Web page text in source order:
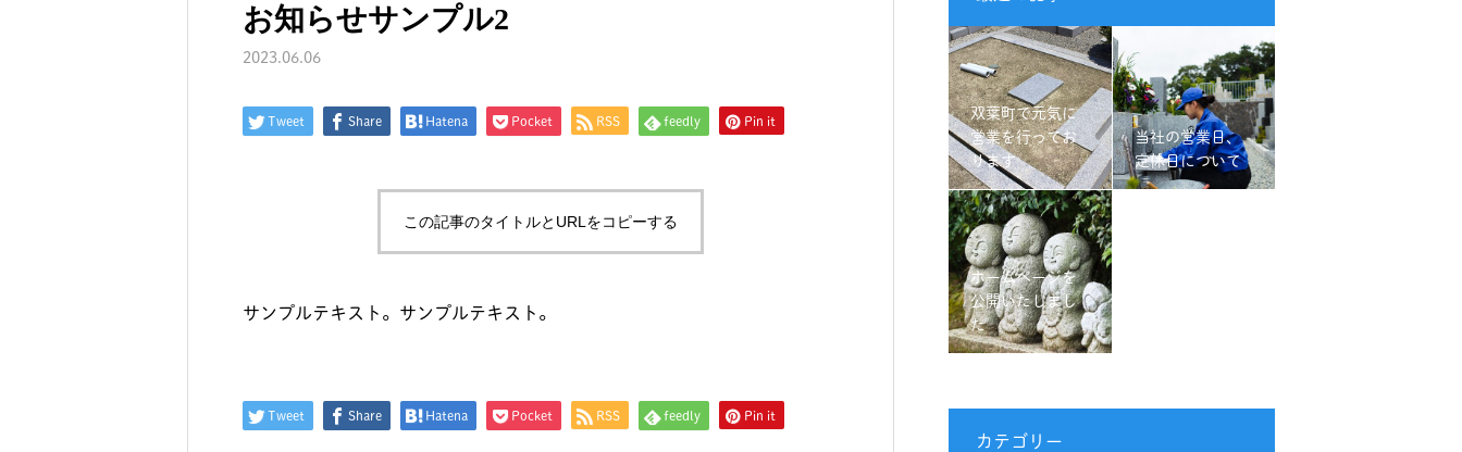
お知らせサンプル2
2023.06.06
Tweet Share Hatena Pocket RSS feedly Pin it
この記事のタイトルとURLをコピーする
サンプルテキスト。サンプルテキスト。
Tweet Share Hatena Pocket RSS feedly Pin it
双葉町で元気に
営業を行ってお
ります
当社の営業日、
定休日について
ホームページを
公開いたしまし
た
カテゴリー